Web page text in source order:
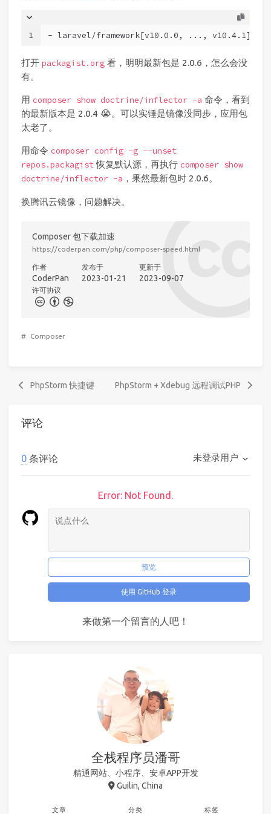
1 - laravel/framework[v10.0.0, ..., v10.4.1]
打开 packagist.org 看，明明最新包是 2.0.6，怎么会没
有。
用 composer show doctrine/inflector -a 命令，看到
的最新版本是 2.0.4 😭。可以实锤是镜像没同步，应用包
太老了。
用命令 composer config -g --unset
repos.packagist恢复默认源，再执行 composer show
doctrine/inflector -a ，果然最新包时 2.0.6。
换腾讯云镜像，问题解决。
Composer 包下载加速
https://coderpan.com/php/composer-speed.html
作者
CoderPan
发布于
2023-01-21
更新于
2023-09-07
许可协议
# Composer
PhpStorm 快捷键 PhpStorm + Xdebug 远程调试PHP
评论
0 条评论 未登录用户
Error: Not Found.
预览
使用 GitHub 登录
来做第一个留言的人吧！
全栈程序员潘哥
精通网站、小程序、安卓APP开发
Guilin, China
文章 分类 标签